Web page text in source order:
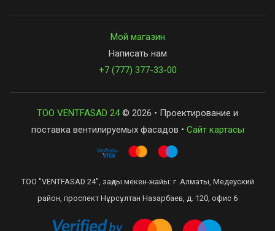
Мой магазин
Написать нам
+7 (777) 377-33-00
ТОО VENTFASAD 24© 2026 • Проектирование и
поставка вентилируемых фасадов • Сайт картасы
ТОО "VENTFASAD 24", заңды мекен-жайы: г. Алматы, Медеуский
район, проспект Нұрсұлтан Назарбаев, д. 120, офис 6